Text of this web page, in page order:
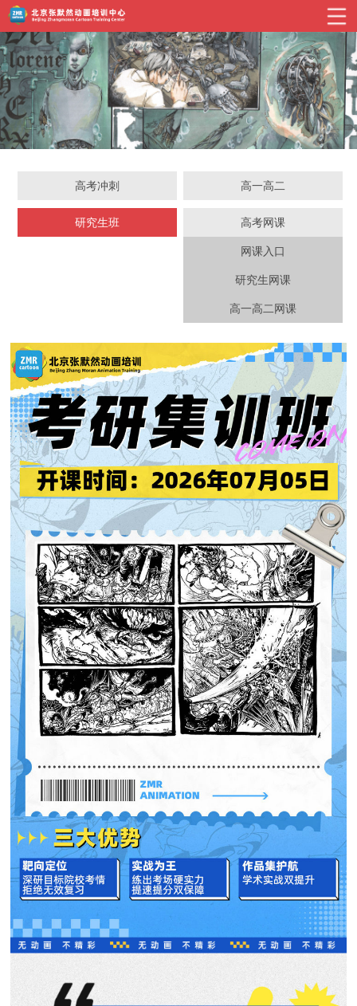
高考冲刺 高一高二
研究生班 高考网课
网课入口
研究生网课
高一高二网课